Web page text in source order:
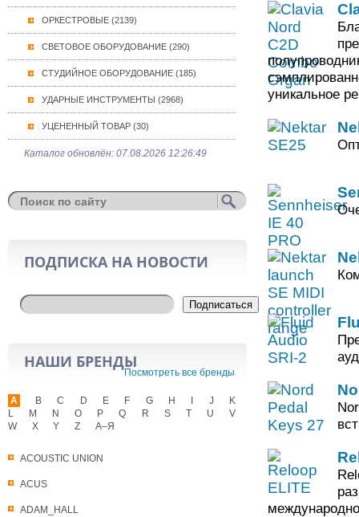
ОРКЕСТРОВЫЕ (2139)
СВЕТОВОЕ ОБОРУДОВАНИЕ (290)
СТУДИЙНОЕ ОБОРУДОВАНИЕ (185)
УДАРНЫЕ ИНСТРУМЕНТЫ (2968)
УЦЕНЕННЫЙ ТОВАР (30)
Каталог обновлён: 07.08.2026 12:26:49
ПОДПИСКА НА НОВОСТИ
Подписаться
НАШИ БРЕНДЫ
Посмотреть все бренды
A
ACOUSTIC UNION
ACUS
ADAM_HALL
B C D E F G H J
K
L
M N O P Q R S T U
V
W
X Y Z А–Я
уникальное